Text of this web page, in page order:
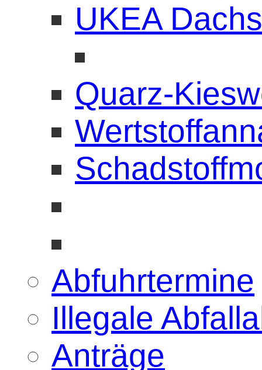
UKEA
Quarz-
Abfuhrtermine
Illegale
Anträge